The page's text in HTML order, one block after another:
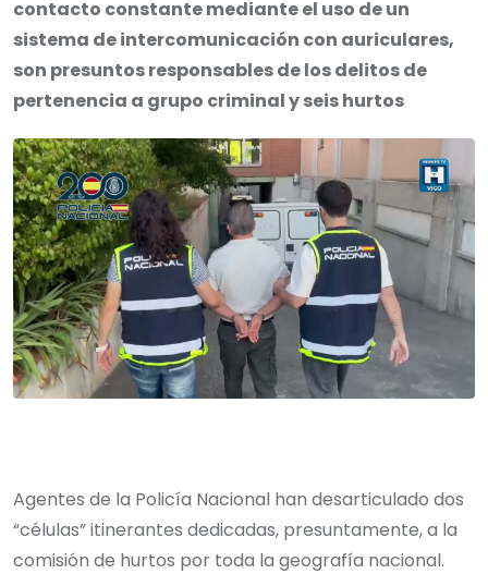
contacto constante mediante el uso de un
sistema de intercomunicación con auriculares,
son presuntos responsables de los delitos de
pertenencia a grupo criminal y seis hurtos
Agentes de la Policía Nacional han desarticulado dos
“células” itinerantes dedicadas, presuntamente, a la
comisión de hurtos por toda la geografía nacional.